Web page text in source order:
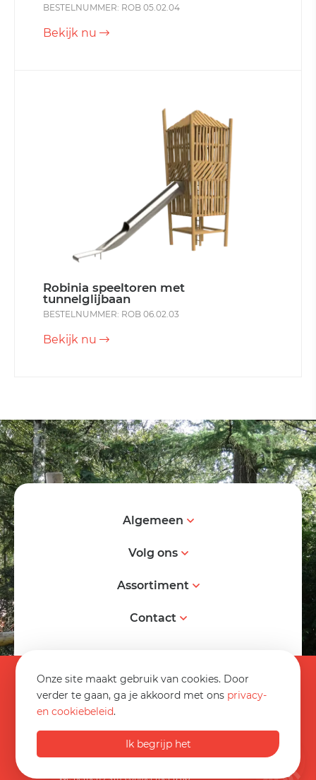
Onze site maakt gebruik van cookies. Door
verder te gaan, ga je akkoord met ons privacy-
en cookiebeleid.
Ik begrijp het
BESTELNUMMER: ROB 05.02.04
Bekijk nu
Robinia speeltoren met
tunnelglijbaan
BESTELNUMMER: ROB 06.02.03
Bekijk nu
Algemeen
Volg ons
Assortiment
Contact
Algemene voorwaarden
Privacy statement
0032 89 70 16 20
Op werkdagen van 08:30 tot 17:00